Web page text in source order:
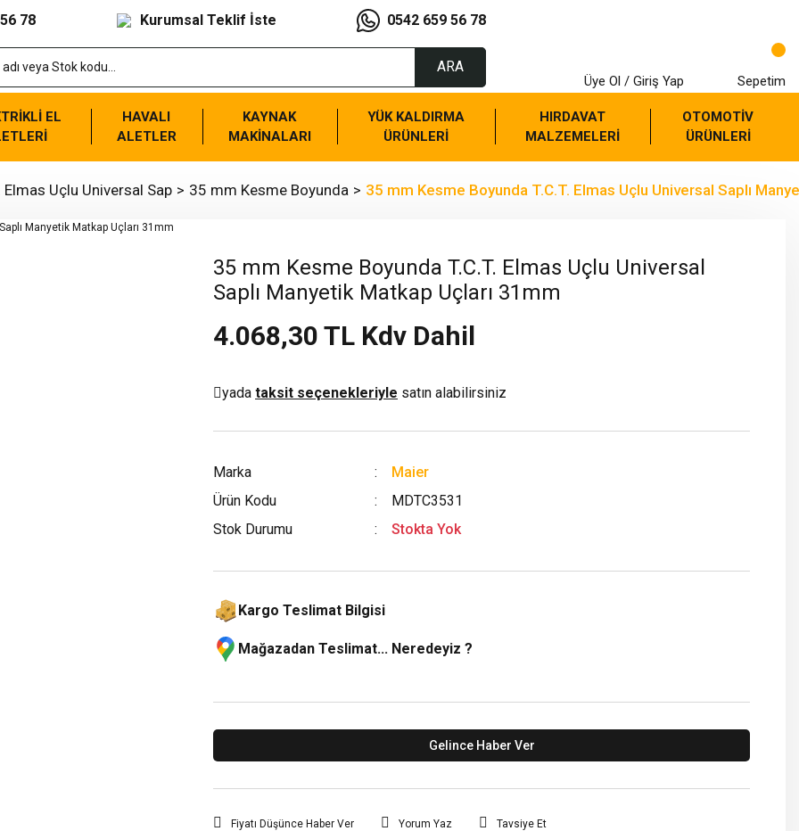
78 Kurumsal Teklif İste 0542 659 56 78
ARA
Üye Ol / Giriş Yap Sepetim
EL
HAVALI
ALETLER
KAYNAK
MAKİNALARI
YÜK KALDIRMA
ÜRÜNLERİ
HIRDAVAT
MALZEMELERİ
OTOMOTİV
ÜRÜNLERİ
Elmas Uçlu Universal Sap 35 mm Kesme Boyunda 35 mm Kesme Boyunda T.C.T. Elmas Uçlu Universal Saplı
35 mm Kesme Boyunda T.C.T. Elmas Uçlu Universal
Saplı Manyetik Matkap Uçları 31mm
4.068,30 TL Kdv Dahil
yada taksit seçenekleriyle satın alabilirsiniz
Marka
Maier
Ürün Kodu
MDTC3531
Stok Durumu
Stokta Yok
Kargo Teslimat Bilgisi
Mağazadan Teslimat... Neredeyiz ?
Gelince Haber Ver
Fiyatı Düşünce Haber Ver Yorum Yaz Tavsiye Et